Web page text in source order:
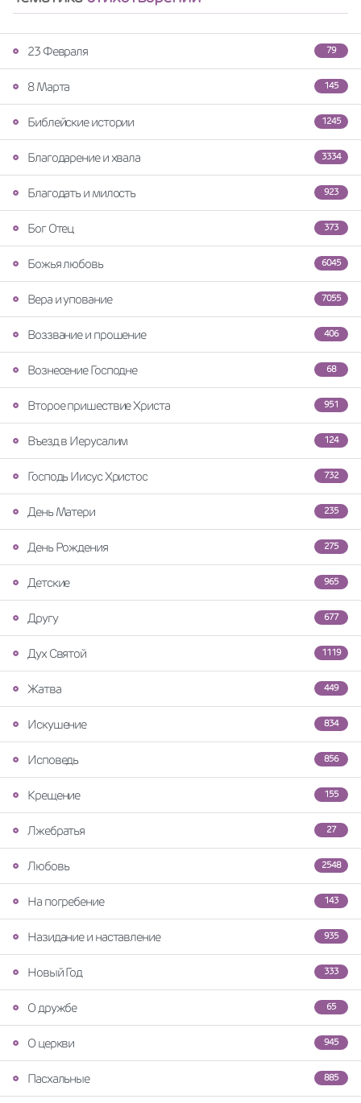
79
23 Февраля
145
8 Марта
1245
Библейские истории
3334
Благодарение и хвала
923
Благодать и милость
373
Бог Отец
6045
Божья любовь
7055
Вера и упование
406
Воззвание и прошение
68
Вознесение Господне
951
Второе пришествие Христа
124
Въезд в Иерусалим
732
Господь Иисус Христос
235
День Матери
275
День Рождения
965
Детские
677
Другу
1119
Дух Святой
449
Жатва
834
Искушение
856
Исповедь
155
Крещение
27
Лжебратья
2548
Любовь
143
На погребение
935
Назидание и наставление
333
Новый Год
65
О дружбе
945
О церкви
885
Пасхальные